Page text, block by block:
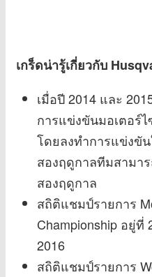
เกร็ดน่ารู้เกี่ยวกับ
เมื่อปี 2014 และ
การแข่งขันมอเตอร์
โดยลงทำการแข่งขั
สองฤดูกาลทีมสามา
สองฤดูกาล
สถิติแชมป์รายการ
Championship อยู่
2016
สถิติแชมป์รายการ